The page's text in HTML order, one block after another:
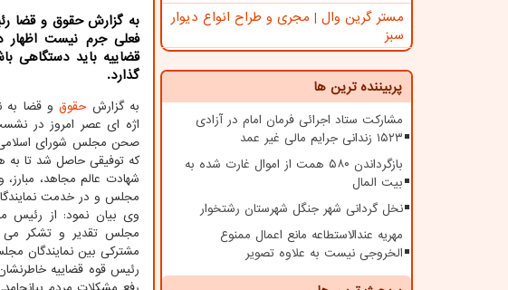
مستر گرین وال | مجری و طراح انواع دیوار
سبز
پربیننده ترین ها
مشارکت ستاد اجرائی فرمان امام در آزادی
۱۵۲۳ زندانی جرایم مالی غیر عمد
بازگرداندن ۵۸۰ همت از اموال غارت شده به
بیت المال
نخل گردانی شهر جنگل شهرستان رشتخوار
مهریه عندالاستطاعه مانع اعمال ممنوع
الخروجی نیست به علاوه تصویر
به گزارش حقوق و قضا
فعلی جرم نیست اظهار
قضاییه باید دستگاهی
گذارد.
به گزارش حقوقو قضا به
اژه ای عصر امروز در
صحن مجلس شورای اسلامی
که توفیقی حاصل شد تا به
شهادت عالم مجاهد،
مجلس و در خدمت
وی بیان نمود: از رئیس
مجلس تقدیر و تشکر می
مشترکی بین نمایندگان
رئیس قوه قضاییه